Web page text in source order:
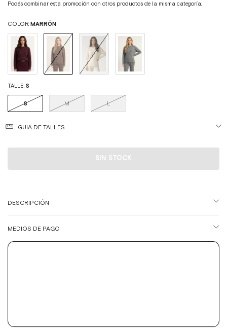
Podés combinar esta promoción con otros productos de la misma categoría.
COLOR: MARRÓN
TALLE: S
S M L
GUIA DE TALLES
DESCRIPCIÓN
MEDIOS DE PAGO